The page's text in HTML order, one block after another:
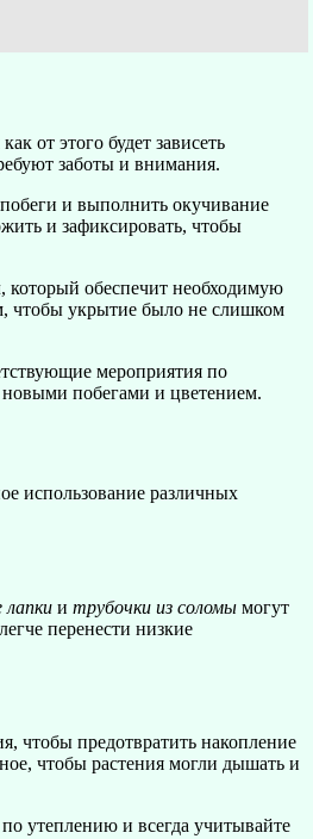
от этого будет зависеть
заботы и внимания.
и выполнить окучивание
и зафиксировать, чтобы
который обеспечит необходимую
чтобы укрытие было не слишком
мероприятия по
новыми побегами и цветением.
использование различных
лапки и трубочки из соломы могут
перенести низкие
чтобы предотвратить накопление
чтобы растения могли дышать и
утеплению и всегда учитывайте